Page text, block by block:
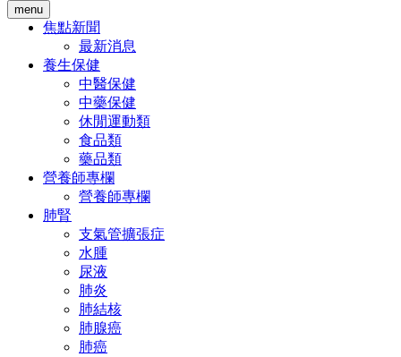
menu
焦點新聞
最新消息
養生保健
中醫保健
中藥保健
休閒運動類
食品類
藥品類
營養師專欄
營養師專欄
肺腎
支氣管擴張症
水腫
尿液
肺炎
肺結核
肺腺癌
肺癌